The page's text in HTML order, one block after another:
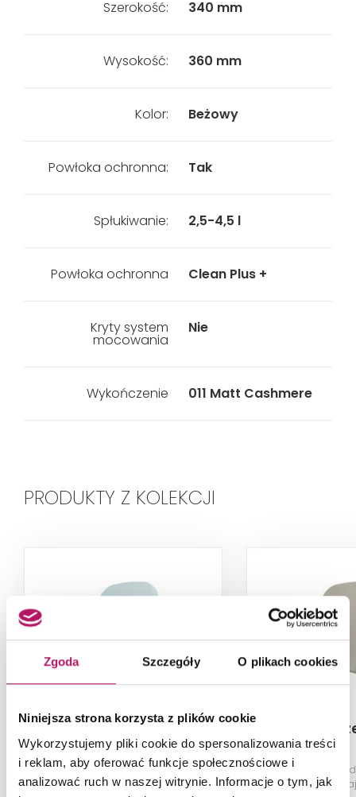
Zgoda Szczegóły O plikach cookies
Niniejsza strona korzysta z plików cookie
Wykorzystujemy pliki cookie do spersonalizowania treści
i reklam, aby oferować funkcje społecznościowe i
analizować ruch w naszej witrynie. Informacje o tym, jak
Szerokość: 340 mm
Wysokość: 360 mm
Kolor: Beżowy
Powłoka ochronna: Tak
Spłukiwanie: 2,5-4,5 l
Powłoka ochronna Clean Plus +
Kryty system
mocowania
Nie
Wykończenie 011 Matt Cashmere
PRODUKTY Z KOLEKCJI
Bocchi Firenze A0322-
029
Deska WC duroplast
wolnoopadająca, Matte Ice Blue
Bocchi
Deska WC